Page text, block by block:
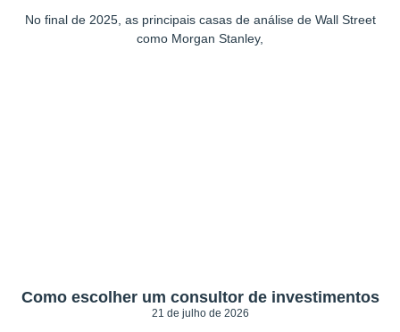
No final de 2025, as principais casas de análise de Wall Street
como Morgan Stanley,
Como escolher um consultor de investimentos
21 de julho de 2026